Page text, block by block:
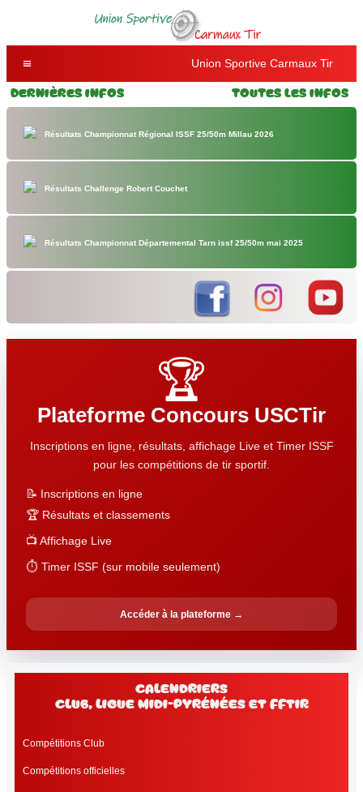
Union Sportive Carmaux Tir
Dernières Infos Toutes les Infos
Résultats Championnat Régional ISSF 25/50m Millau 2026
Résultats Challenge Robert Couchet
Résultats Championnat Départemental Tarn issf 25/50m mai 2025
🏆
Plateforme Concours USCTir
Inscriptions en ligne, résultats, affichage Live et Timer ISSF
pour les compétitions de tir sportif.
📝 Inscriptions en ligne
🏆 Résultats et classements
📺 Affichage Live
⏱️ Timer ISSF (sur mobile seulement)
Accéder à la plateforme →
Calendriers
club, Ligue Midi-Pyrénées et FFtir
Compétitions Club
Compétitions officielles